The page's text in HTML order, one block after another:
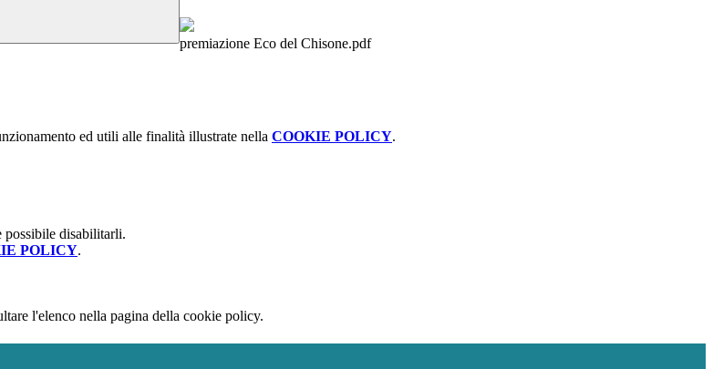
premiazione Eco del Chisone.pdf
ed utili alle finalità illustrate nella COOKIE POLICY.
possibile disabilitarli.
POLICY.
l'elenco nella pagina della cookie policy.